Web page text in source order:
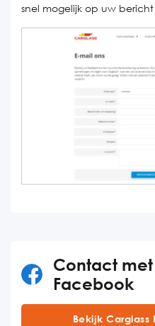
snel mogelijk op uw
Contact
Facebook
Bekijk